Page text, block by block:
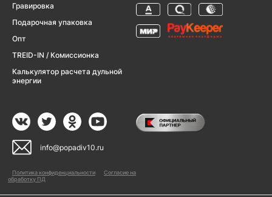
Гравировка
Подарочная упаковка
Опт
TREID-IN / Комиссионка
Калькулятор расчета дульной
энергии
info@popadiv10.ru
Политика конфиденциальности
Согласие на
обработку ПД